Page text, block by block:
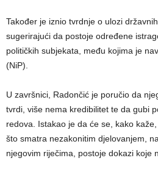
Također je iznio tvrdnje o ulozi
sugerirajući da postoje određene
političkih subjekata, među kojima je
(NiP).
U završnici, Radončić je poručio da
tvrdi, više nema kredibilitet te da gubi
redova. Istakao je da će se, kako
što smatra nezakonitim djelovanjem,
njegovim riječima, postoje dokazi koje